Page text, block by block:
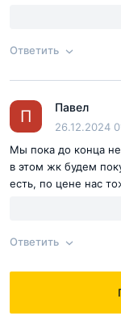
Согласен с
Отправить
касается района,
конечно, чем
Ответить
Ответ на
Отправить
П Павел
26.12.2024
Мы пока до конца
в этом жк будем
есть, по цене нас
примерно надо
окончательно решать.
Ответить